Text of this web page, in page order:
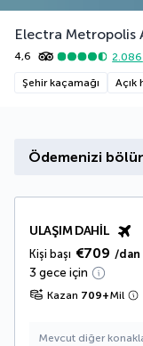
Electra Metropolis
4,6 2.086
Şehir kaçamağı Açık
Ödemenizi
ULAŞIM DAHIL
Kişi başı €709 /dan
3 gece için
Kazan 709+Mil
Mevcut diğer